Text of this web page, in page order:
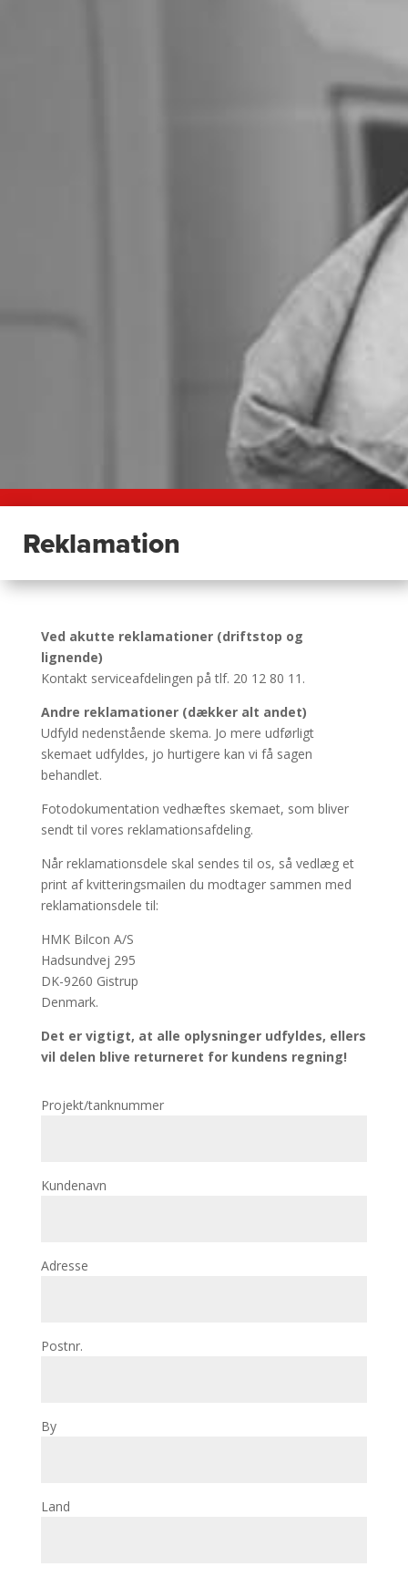
Reklamation
Ved akutte reklamationer (driftstop og
lignende)
Kontakt serviceafdelingen på tlf. 20 12 80 11.
Andre reklamationer (dækker alt andet)
Udfyld nedenstående skema. Jo mere udførligt
skemaet udfyldes, jo hurtigere kan vi få sagen
behandlet.
Fotodokumentation vedhæftes skemaet, som bliver
sendt til vores reklamationsafdeling.
Når reklamationsdele skal sendes til os, så vedlæg et
print af kvitteringsmailen du modtager sammen med
reklamationsdele til:
HMK Bilcon A/S
Hadsundvej 295
DK-9260 Gistrup
Denmark.
Det er vigtigt, at alle oplysninger udfyldes, ellers
vil delen blive returneret for kundens regning!
Projekt/tanknummer
Kundenavn
Adresse
Postnr.
By
Land